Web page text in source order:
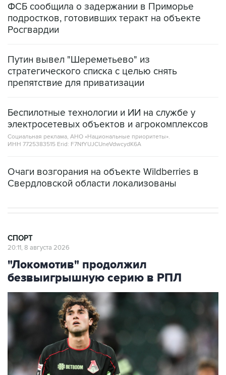
ФСБ сообщила о задержании в Приморье
подростков, готовивших теракт на объекте
Росгвардии
Путин вывел "Шереметьево" из
стратегического списка с целью снять
препятствие для приватизации
Беспилотные технологии и ИИ на службе у
электросетевых объектов и агрокомплексов
Социальная реклама, АНО «Национальные приоритеты».
ИНН 7725383515 Erid: F7NfYUJCUneVdwcydK6A
Очаги возгорания на объекте Wildberries в
Свердловской области локализованы
СПОРТ
20:11, 8 августа 2026
"Локомотив" продолжил
безвыигрышную серию в РПЛ